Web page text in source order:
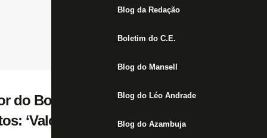
Blog da Redação
Boletim do C.E.
Blog do Mansell
Blog do Léo Andrade
Blog do Azambuja
do Botafogo, Felipe Neto apoia decisão
‘Valores muito baixos’